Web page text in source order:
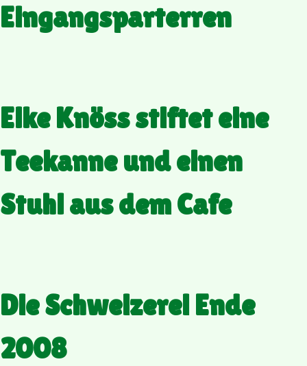
Eingangsparterren
Elke Knöss stiftet eine
Teekanne und einen
Stuhl aus dem Cafe
Die Schweizerei Ende
2008